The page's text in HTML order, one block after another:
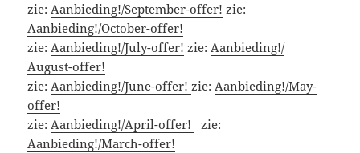
zie:Aanbieding!/September-offer! zie:
Aanbieding!/October-offer!
zie:Aanbieding!/July-offer! zie:Aanbieding!/
August-offer!
zie:Aanbieding!/June-offer!zie:Aanbieding!/May-
offer!
zie:Aanbieding!/April-offer!
zie:
Aanbieding!/March-offer!